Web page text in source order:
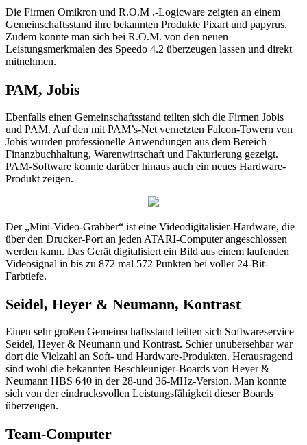
Die Firmen Omikron und R.O.M .-Logicware zeigten an einem
Gemeinschaftsstand ihre bekannten Produkte Pixart und papyrus.
Zudem konnte man sich bei R.O.M. von den neuen
Leistungsmerkmalen des Speedo 4.2 überzeugen lassen und direkt
mitnehmen.
PAM, Jobis
Ebenfalls einen Gemeinschaftsstand teilten sich die Firmen Jobis
und PAM. Auf den mit PAM’s-Net vernetzten Falcon-Towern von
Jobis wurden professionelle Anwendungen aus dem Bereich
Finanzbuchhaltung, Warenwirtschaft und Fakturierung gezeigt.
PAM-Software konnte darüber hinaus auch ein neues Hardware-
Produkt zeigen.
Der „Mini-Video-Grabber“ ist eine Videodigitalisier-Hardware, die
über den Drucker-Port an jeden ATARI-Computer angeschlossen
werden kann. Das Gerät digitalisiert ein Bild aus einem laufenden
Videosignal in bis zu 872 mal 572 Punkten bei voller 24-Bit-
Farbtiefe.
Seidel, Heyer & Neumann, Kontrast
Einen sehr großen Gemeinschaftsstand teilten sich Softwareservice
Seidel, Heyer & Neumann und Kontrast. Schier unübersehbar war
dort die Vielzahl an Soft- und Hardware-Produkten. Herausragend
sind wohl die bekannten Beschleuniger-Boards von Heyer &
Neumann HBS 640 in der 28-und 36-MHz-Version. Man konnte
sich von der eindrucksvollen Leistungsfähigkeit dieser Boards
überzeugen.
Team-Computer